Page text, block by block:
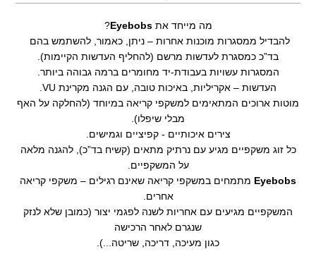
מה מייחד אתEyebobs
?
להבדיל ממסגרות מוכנות אחרות – ניתן, כאמור, להשתמש בהם
בד”כ כמסגרת לעדשות מרשם (להחליף העדשות הקיימות).
המסגרות עשויות בעבודת-יד מחומרים ברמה גבוהה ביותר.
העדשות – אקריליות, באיכות טובה, עם הגנה מקרינת VU.
מוטות ארוכים המתאימים למשקפי קריאה במיוחד (להחלקה על האף
מבלי שיפלו).
צירים איכותיים - קפיציים וגמישים.
כל זוג משקפיים מגיע עם נרתיק מתאים (קשיח בד”כ), להגנה מלאה
על המשקפיים.
Eyebobs מתמחים במשקפי קריאה שאינם רגילים – משקפי קריאה
אחרים.
המשקפיים מגיעים עם אחריות לשנה לפגמי יצור (כמובן שלא לנזק
שנגרם לאחר הרכישה
כגון מעיכה, דריכה, שריטה...).